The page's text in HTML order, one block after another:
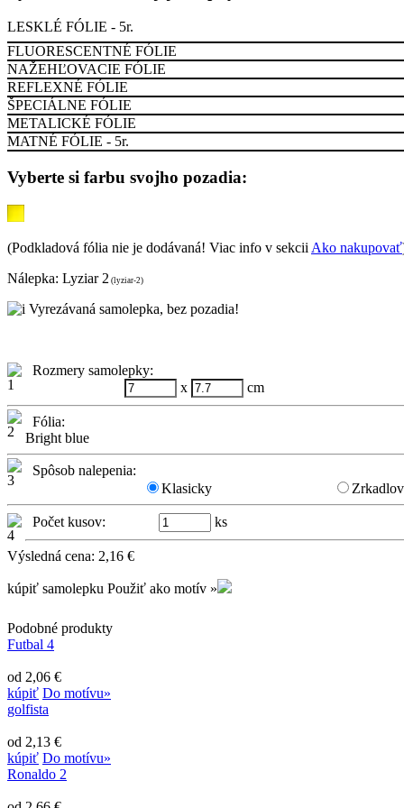
LESKLÉ FÓLIE - 5r.
FLUORESCENTNÉ FÓLIE
NAŽEHĽOVACIE FÓLIE
REFLEXNÉ FÓLIE
ŠPECIÁLNE FÓLIE
METALICKÉ FÓLIE
MATNÉ FÓLIE - 5r.
Vyberte si farbu svojho pozadia:
(Podkladová fólia nie je dodávaná! Viac info v sekcii Ako nakupovať
Nálepka: Lyziar 2 (lyziar-2)
Vyrezávaná samolepka, bez pozadia!
Rozmery samolepky:
x
cm
Fólia:
Bright blue
Spôsob nalepenia:
Klasicky
Počet kusov: ks
Výsledná cena: 2,16 €
kúpiť samolepku Použiť ako motív »
Podobné produkty
Futbal 4
od 2,06 €
kúpiť Do motívu»
golfista
od 2,13 €
kúpiť Do motívu»
Ronaldo 2